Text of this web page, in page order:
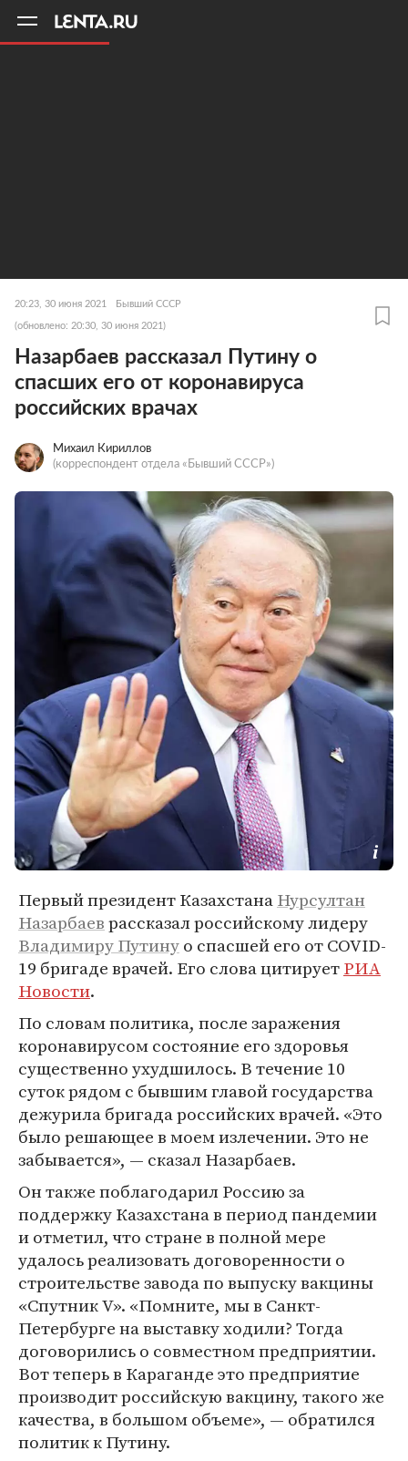
20:23, 30 июня 2021 Бывший СССР
(обновлено: 20:30, 30 июня 2021)
Назарбаев рассказал Путину о
спасших его от коронавируса
российских врачах
Михаил Кириллов
(корреспондент отдела «Бывший СССР»)
Первый президент КазахстанаНурсултан
Назарбаеврассказал российскому лидеру
Владимиру Путинуо спасшей его от COVID-
19 бригаде врачей. Его слова цитируетРИА
Новости.
По словам политика, после заражения
коронавирусом состояние его здоровья
существенно ухудшилось. В течение 10
суток рядом с бывшим главой государства
дежурила бригада российских врачей. «Это
было решающее в моем излечении. Это не
забывается», — сказал Назарбаев.
Он также поблагодарил Россию за
поддержку Казахстана в период пандемии
и отметил, что стране в полной мере
удалось реализовать договоренности о
строительстве завода по выпуску вакцины
«Спутник V». «Помните, мы в Санкт-
Петербурге на выставку ходили? Тогда
договорились о совместном предприятии.
Вот теперь в Караганде это предприятие
производит российскую вакцину, такого же
качества, в большом объеме», — обратился
политик к Путину.